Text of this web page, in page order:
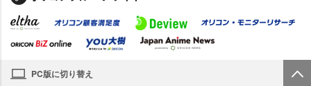
PC版に切り替え